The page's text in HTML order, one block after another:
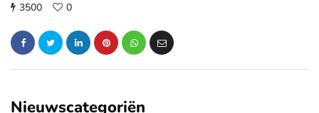
3500 0
Nieuwscategoriën